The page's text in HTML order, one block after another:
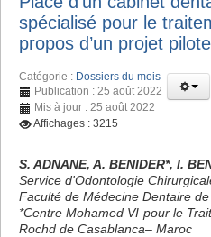
spécialisé pour le
propos d’un projet pilote
Catégorie : Dossiers du mois
Publication : 25 août 2022
Mis à jour : 25 août 2022
Affichages : 3215
S. ADNANE, A. BENIDER*, I.
Service d'Odontologie
Faculté de Médecine Dentaire
*Centre Mohamed VI pour le
Rochd de Casablanca– Maroc